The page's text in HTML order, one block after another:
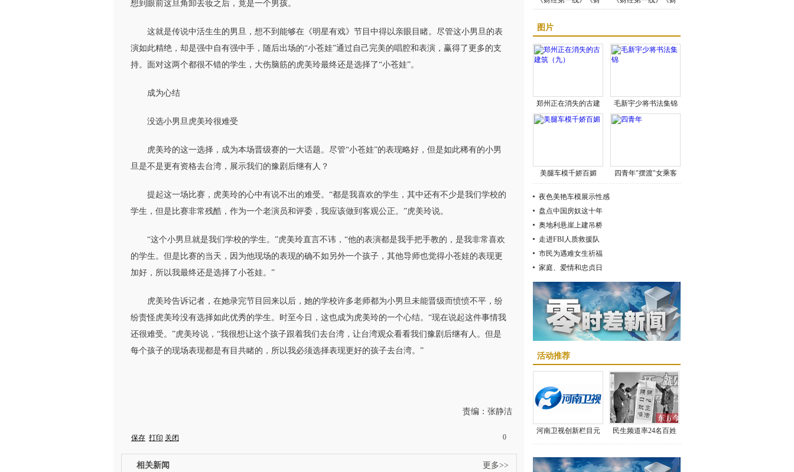
想到眼前这旦角卸去妆之后，竟是一个男孩。
这就是传说中活生生的男旦，想不到能够在《明星有戏》节目中得以亲眼目睹。尽管这小男旦的表
演如此精绝，却是强中自有强中手，随后出场的“小苍娃”通过自己完美的唱腔和表演，赢得了更多的支
持。面对这两个都很不错的学生，大伤脑筋的虎美玲最终还是选择了“小苍娃”。
成为心结
没选小男旦虎美玲很难受
虎美玲的这一选择，成为本场晋级赛的一大话题。尽管“小苍娃”的表现略好，但是如此稀有的小男
旦是不是更有资格去台湾，展示我们的豫剧后继有人？
提起这一场比赛，虎美玲的心中有说不出的难受。“都是我喜欢的学生，其中还有不少是我们学校的
学生，但是比赛非常残酷，作为一个老演员和评委，我应该做到客观公正。”虎美玲说。
“这个小男旦就是我们学校的学生。”虎美玲直言不讳，“他的表演都是我手把手教的，是我非常喜欢
的学生。但是比赛的当天，因为他现场的表现的确不如另外一个孩子，其他导师也觉得小苍娃的表现更
加好，所以我最终还是选择了小苍娃。”
虎美玲告诉记者，在她录完节目回来以后，她的学校许多老师都为小男旦未能晋级而愤愤不平，纷
纷责怪虎美玲没有选择如此优秀的学生。时至今日，这也成为虎美玲的一个心结。“现在说起这件事情我
还很难受。”虎美玲说，“我很想让这个孩子跟着我们去台湾，让台湾观众看看我们豫剧后继有人。但是
每个孩子的现场表现都是有目共睹的，所以我必须选择表现更好的孩子去台湾。”
责编：张静洁
保存 打印 关闭 0
相关新闻 更多>>
经午间道》主持人李
经午间道》主持人晨
图片
郑州正在消失的古建
筑（九）
毛新宇少将书法集锦
美腿车模千娇百媚 四青年"摆渡"女乘客
夜色美艳车模展示性感
盘点中国房奴这十年
奥地利悬崖上建吊桥
走进FBI人质救援队
市民为遇难女生祈福
家庭、爱情和忠贞日
活动推荐
河南卫视创新栏目元
旦登场
民生频道率24名百姓
歌手“唱享幸福”